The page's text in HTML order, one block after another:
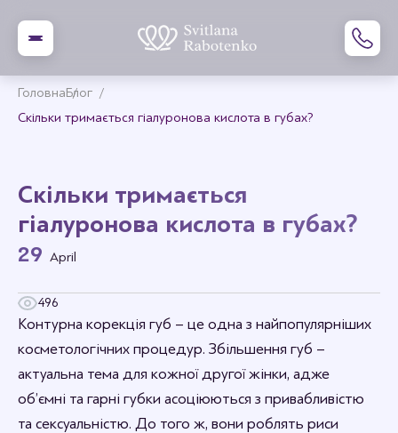
ГоловнаБлог
Скільки тримається гіалуронова кислота в губах?
Скільки тримається
гіалуронова кислота в губах?
29 April
496
Контурна корекція губ – це одна з найпопулярніших
косметологічних процедур. Збільшення губ –
актуальна тема для кожної другої жінки, адже
об’ємні та гарні губки асоціюються з привабливістю
та сексуальністю. До того ж, вони роблять риси